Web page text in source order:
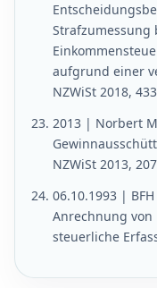
Strafzumessung
aufgrund einer
NZWiSt 2018,
2013 | Norbert
NZWiSt 2013,
06.10.1993 |
Anrechnung
steuerliche